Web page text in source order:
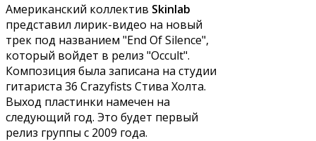
Американский коллектив Skinlab
представил лирик-видео на новый
трек под названием "End Of Silence",
который войдет в релиз "Occult".
Композиция была записана на студии
гитариста 36 Crazyfists Стива Холта.
Выход пластинки намечен на
следующий год. Это будет первый
релиз группы с 2009 года.